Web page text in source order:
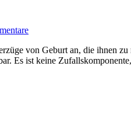
von Geburt an, die ihnen
Es ist keine